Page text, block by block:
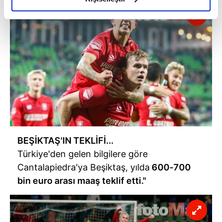
elimizden gelen çabayı gösterdiğimizi ve bu noktada,
reklamların maliyetlerimizi karşılamak noktasında tek gelir
kalemimiz olduğunu sizlere hatırlatmak isteriz.
Her halükârda, kullanıcılar, bu çerezlere izin vermedikleri
takdirde, kullanıcılara hedefli reklamlar
gösterilmeyecektir."
Sizlere daha iyi bir hizmet sunabilmek için İnternet
Sitemizde kendimize ve üçüncü kişilere ait çerezler
kullanılmaktadır. Bu çerezler vasıtasıyla çeşitli kişisel
verileriniz işlenmekte olup gerekli olan çerezler bilgi
toplumu hizmetlerinin sunulması amacıyla
kullanılmaktadır. Diğer çerezler, sitemizin daha işlevsel
kılınması ve kişiselleştirilmesi ve sizlere yönelik
reklam/pazarlama faaliyetlerinin yapılması, amaçlarıyla
sınırlı olarak açık rızanız dahilinde kullanılacaktır.
BEŞİKTAŞ'IN TEKLİFİ...
Türkiye'den gelen bilgilere göre
Cantalapiedra'ya Beşiktaş, yılda 600-700
bin euro arası maaş teklif etti."